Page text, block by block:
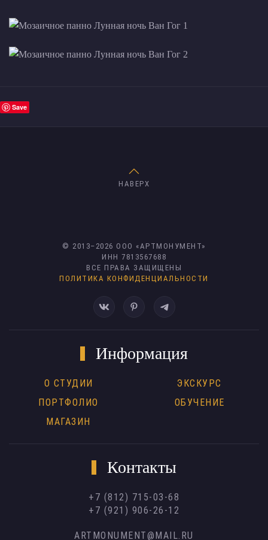
Save
НАВЕРХ
© 2013– 2026 ООО «АРТМОНУМЕНТ»
ИНН 7813567688
ВСЕ ПРАВА ЗАЩИЩЕНЫ
ПОЛИТИКА КОНФИДЕНЦИАЛЬНОСТИ
Информация
О СТУДИИ
ПОРТФОЛИО
МАГАЗИН
ЭКСКУРС
ОБУЧЕНИЕ
Контакты
+7 (812) 715-03-68
+7 (921) 906-26-12
ARTMONUMENT@MAIL.RU